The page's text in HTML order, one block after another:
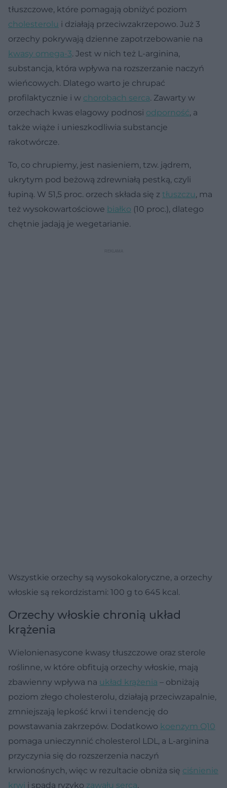
tłuszczowe, które pomagają obniżyć poziom
cholesterolu i działają przeciwzakrzepowo. Już 3
orzechy pokrywają dzienne zapotrzebowanie na
kwasy omega-3. Jest w nich też L-arginina,
substancja, która wpływa na rozszerzanie naczyń
wieńcowych. Dlatego warto je chrupać
profilaktycznie i w chorobach serca. Zawarty w
orzechach kwas elagowy podnosi odporność, a
także wiąże i unieszkodliwia substancje
rakotwórcze.
To, co chrupiemy, jest nasieniem, tzw. jądrem,
ukrytym pod beżową zdrewniałą pestką, czyli
łupiną. W 51,5 proc. orzech składa się z tłuszczu, ma
też wysokowartościowe białko (10 proc.), dlatego
chętnie jadają je wegetarianie.
Wszystkie orzechy są wysokokaloryczne, a orzechy
włoskie są rekordzistami: 100 g to 645 kcal.
Orzechy włoskie chronią układ
krążenia
Wielonienasycone kwasy tłuszczowe oraz sterole
roślinne, w które obfitują orzechy włoskie, mają
zbawienny wpływa na układ krążenia – obniżają
poziom złego cholesterolu, działają przeciwzapalnie,
zmniejszają lepkość krwi i tendencję do
powstawania zakrzepów. Dodatkowo koenzym Q10
pomaga unieczynnić cholesterol LDL, a L-arginina
przyczynia się do rozszerzenia naczyń
krwionośnych, więc w rezultacie obniża się ciśnienie
krwi i spada ryzyko zawału serca.